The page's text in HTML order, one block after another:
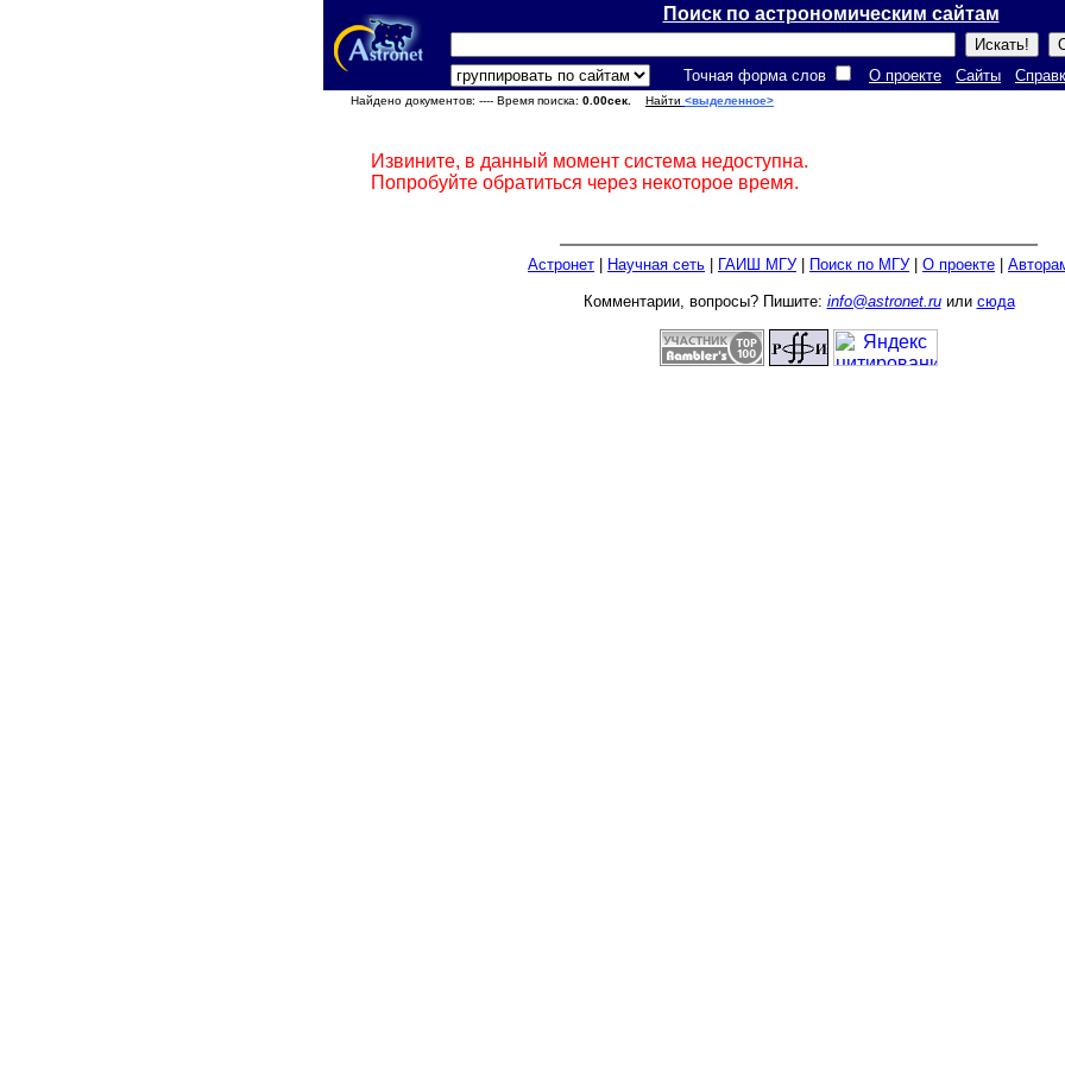
Поиск по астрономическим сайтам
Точная форма слов О проекте Сайты
Найдено документов: ---- Время поиска: 0.00сек. Найти <выделенное>
Извините, в данный момент система недоступна.
Попробуйте обратиться через некоторое время.
Астронет Научная сеть ГАИШ МГУ| Поиск по МГУ| О проекте
Комментарии, вопросы? Пишите: info@astronet.ruили сюда